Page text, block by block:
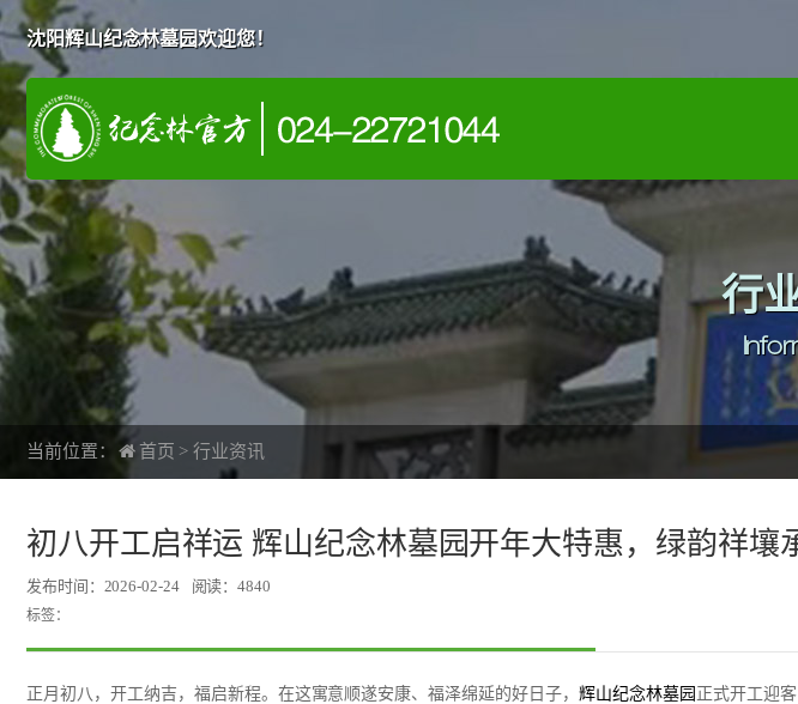
沈阳辉山纪念林墓园欢迎您！
行
当前位置： 首页 >行业资讯
初八开工启祥运 辉山纪念林墓园开年大特惠，绿韵祥壤
发布时间：2026-02-24 阅读：4840
标签：
正月初八，开工纳吉，福启新程。在这寓意顺遂安康、福泽绵延的好日子，辉山纪念林墓园 正式开工迎